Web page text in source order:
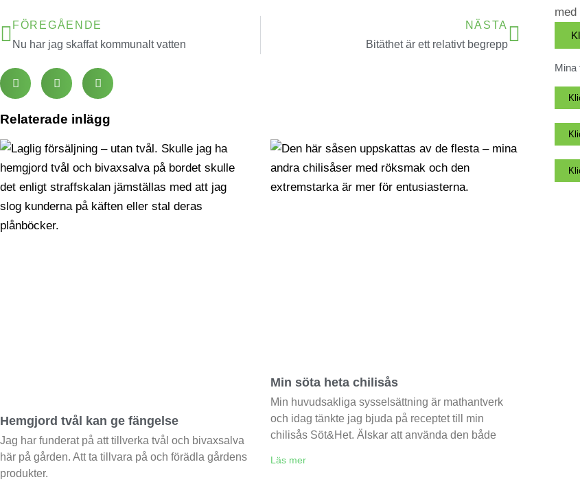
FÖREGÅENDE
Nu har jag skaffat kommunalt vatten
NÄSTA
Bitäthet är ett relativt begrepp
Relaterade inlägg
Hemgjord tvål kan ge fängelse
Jag har funderat på att tillverka tvål och bivaxsalva
här på gården. Att ta tillvara på och förädla gårdens
produkter.
Min söta heta chilisås
Min huvudsakliga sysselsättning är mathantverk
och idag tänkte jag bjuda på receptet till min
chilisås Söt&Het. Älskar att använda den både
Läs mer
med
Mina